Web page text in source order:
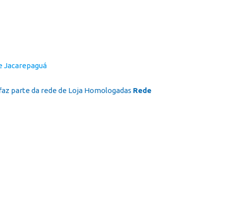
parte da rede de Loja Homologadas Rede